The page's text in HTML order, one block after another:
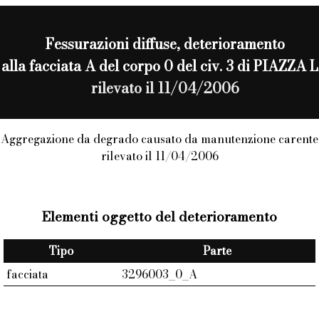
Fessurazioni diffuse, deterioramento
facciata A del corpo 0 del civ. 3 di PIAZZA
rilevato il 11/04/2006
Aggregazione da degrado causato da manutenzione carente
rilevato il 11/04/2006
Elementi oggetto del deterioramento
Tipo
Parte
facciata
3296003_0_A